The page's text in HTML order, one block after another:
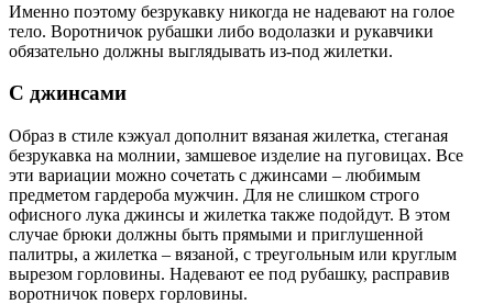
Именно поэтому безрукавку никогда не надевают на голое
тело. Воротничок рубашки либо водолазки и рукавчики
обязательно должны выглядывать из-под жилетки.
С джинсами
Образ в стиле кэжуал дополнит вязаная жилетка, стеганая
безрукавка на молнии, замшевое изделие на пуговицах. Все
эти вариации можно сочетать с джинсами – любимым
предметом гардероба мужчин. Для не слишком строго
офисного лука джинсы и жилетка также подойдут. В этом
случае брюки должны быть прямыми и приглушенной
палитры, а жилетка – вязаной, с треугольным или круглым
вырезом горловины. Надевают ее под рубашку, расправив
воротничок поверх горловины.